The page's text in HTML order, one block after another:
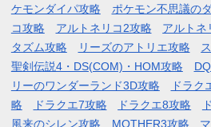
ケモンダイパ攻略
ポケモン不思議の
コ攻略
アルトネリコ2攻略 アルトネ
タズム攻略
リーズのアトリエ攻略
聖剣伝説4・DS(COM)・HOM攻略
リーのワンダーランド3D攻略
ドラク
略
ドラクエ7攻略 ドラクエ8攻略
風来のシレン攻略
MOTHER3攻略